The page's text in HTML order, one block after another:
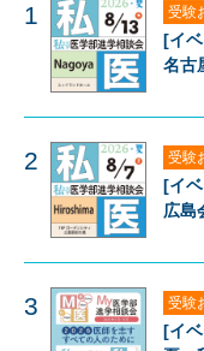
1 受験
[イ
名古
2 受験
[イ
広島
3 受験
[イ